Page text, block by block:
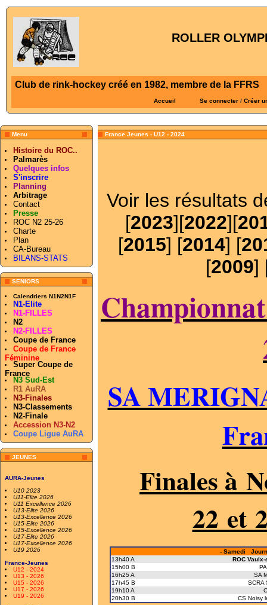
ROLLER
Club de rink-hockey créé en 1982, membre de la FFRS
Accueil Se connecter / Créer
Menu
Histoire du ROC..
Palmarès
Quelques infos
S'inscrire
Planning
Arbitrage
Contact
Presse
ROC N2 25-26
Charte
Plan
CA-Bureau
BILANS-STATS
SENIORS
Calendriers N1N2N1F
N1-Elite
N1-FILLES
N2
N2-FILLES
Coupe de France
Coupe de France
Féminine
Super Coupe de
France
N3 Sud-Est
R1 AuRA
N3-Finales
N3-Classements
N2-Finale
Accession N3-N2
Coupe Ligue AuRA
JEUNES
AURA-Jeunes
U10 2023
U11-Elite 2026
U11 Excellence 2026
U13-Elite 2026
U13-Excellence 2026
U15-Elite 2026
U15-Excellence 2026
U17-Elite 2026
U17-Excellence 2026
U19 2026
France-Jeunes
U12 - 2024
U13 - 2026
U15 - 2026
U17 - 2026
U19 - 2026
France Jeunes - U12 - 2024
Voir les résultats
[2023][2022][
[2015] [2014] [
[2009]
SA
Finales à
22 et
- Samedi
13h40 A
ROC Vaulx-
15h00 B
16h25 A
SA
17h45 B
SCRA
19h10 A
20h30 B
CS Noisy